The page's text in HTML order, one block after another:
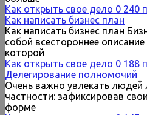
Как открыть свое дело 0 240
Как написать бизнес план
Как написать бизнес план
собой всестороннее
которой
Как открыть свое дело 0 188
Делегирование полномочий
Очень важно увлекать
частности: зафиксировав
форме